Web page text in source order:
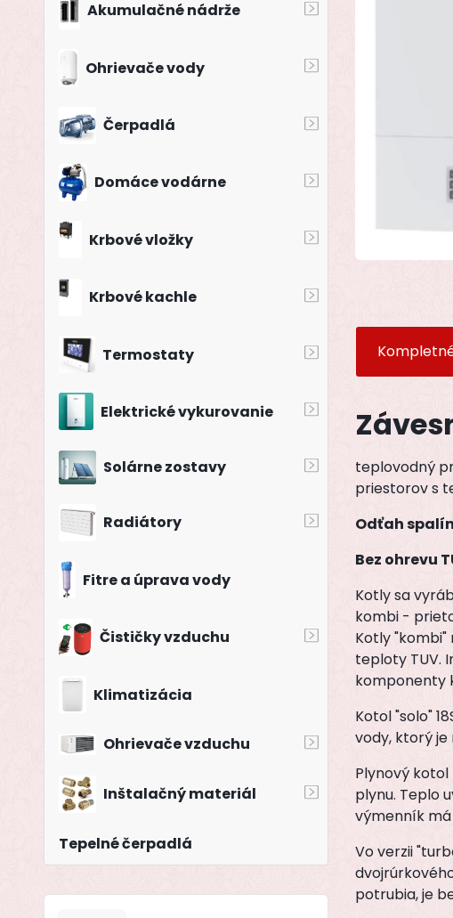
Akumulačné nádrže
Ohrievače vody
Čerpadlá
Domáce vodárne
Krbové vložky
Krbové kachle
Termostaty
Elektrické vykurovanie
Solárne zostavy
Radiátory
Fitre a úprava vody
Čističky vzduchu
Klimatizácia
Ohrievače vzduchu
Inštalačný materiál
Tepelné čerpadlá
teplovodný
priestorov s
Odťah
Bez ohrevu
Kotly sa
kombi -
Kotly
teploty TUV.
komponenty
Kotol "solo"
vody, ktorý je
Plynový
plynu. Teplo
výmenník
Vo verzii
potrubia, je